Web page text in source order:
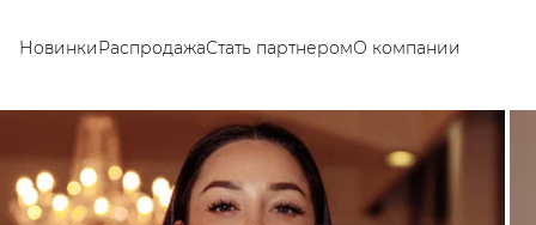
НовинкиРаспродажаСтать партнеромО компании